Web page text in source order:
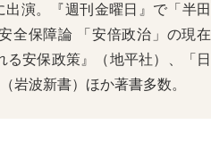
出演。『週刊金曜日』で「半田
全保障論 「安倍政治」の現在
安保政策』（地平社）、「日
岩波新書）ほか著書多数。